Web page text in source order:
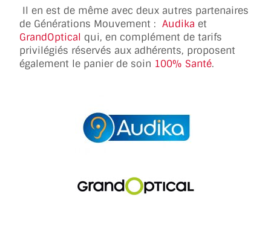
Il en est de même avec deux autres partenaires
de Générations Mouvement :Audika et
GrandOptical qui, en complément de tarifs
privilégiés réservés aux adhérents, proposent
également le panier de soin 100% Santé.